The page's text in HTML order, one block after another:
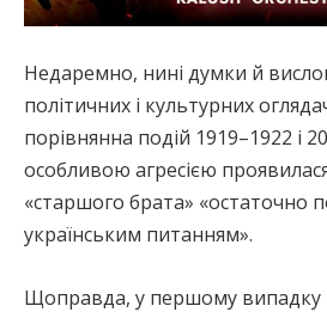
Недаремно, нині думки й
політичних і культурних
порівнянна подій 1919–1922 і
особливою агресією
«старшого брата» «остаточно
українським питанням».
Щоправда, у першому випадку